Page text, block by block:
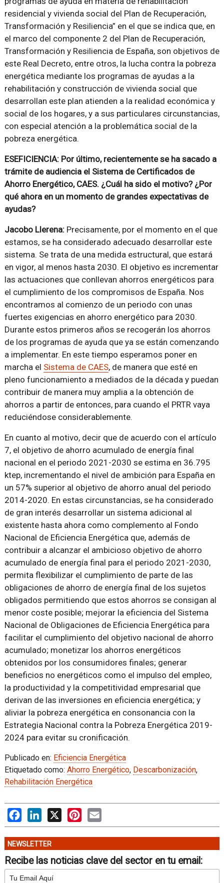
residencial y vivienda social del Plan de Recuperación,
Transformación y Resiliencia” en el que se indica que, en
el marco del componente 2 del Plan de Recuperación,
Transformación y Resiliencia de España, son objetivos de
este Real Decreto, entre otros, la lucha contra la pobreza
energética mediante los programas de ayudas a la
rehabilitación y construcción de vivienda social que
desarrollan este plan atienden a la realidad económica y
social de los hogares, y a sus particulares circunstancias,
con especial atención a la problemática social de la
pobreza energética.
ESEFICIENCIA: Por último, recientemente se ha sacado a
trámite de audiencia el Sistema de Certificados de
Ahorro Energético, CAES. ¿Cuál ha sido el motivo? ¿Por
qué ahora en un momento de grandes expectativas de
ayudas?
Jacobo Llerena:Precisamente, por el momento en el que
estamos, se ha considerado adecuado desarrollar este
sistema. Se trata de una medida estructural, que estará
en vigor, al menos hasta 2030. El objetivo es incrementar
las actuaciones que conllevan ahorros energéticos para
el cumplimiento de los compromisos de España. Nos
encontramos al comienzo de un periodo con unas
fuertes exigencias en ahorro energético para 2030.
Durante estos primeros años se recogerán los ahorros
de los programas de ayuda que ya se están comenzando
a implementar. En este tiempo esperamos poner en
marcha el Sistema de CAES, de manera que esté en
pleno funcionamiento a mediados de la década y puedan
contribuir de manera muy amplia a la obtención de
ahorros a partir de entonces, para cuando el PRTR vaya
reduciéndose considerablemente.
En cuanto al motivo, decir que de acuerdo con el artículo
7, el objetivo de ahorro acumulado de energía final
nacional en el periodo 2021-2030 se estima en 36.795
ktep, incrementando el nivel de ambición para España en
un 57% superior al objetivo de ahorro anual del periodo
2014-2020. En estas circunstancias, se ha considerado
de gran interés desarrollar un sistema adicional al
existente hasta ahora como complemento al Fondo
Nacional de Eficiencia Energética que, además de
contribuir a alcanzar el ambicioso objetivo de ahorro
acumulado de energía final para el periodo 2021-2030,
permita flexibilizar el cumplimiento de parte de las
obligaciones de ahorro de energía final de los sujetos
obligados permitiendo que estos ahorros se consigan al
menor coste posible; mejorar la eficiencia del Sistema
Nacional de Obligaciones de Eficiencia Energética para
facilitar el cumplimiento del objetivo nacional de ahorro
acumulado; monetizar los ahorros energéticos
obtenidos por los consumidores finales; generar
beneficios no energéticos como el impulso del empleo,
la productividad y la competitividad empresarial que
derivan de las inversiones en eficiencia energética; y
aliviar la pobreza energética en consonancia con la
Estrategia Nacional contra la Pobreza Energética 2019-
2024 para evitar su cronificación.
Publicado en: Eficiencia Energética
Etiquetado como: Ahorro Energético, Descarbonización,
Rehabilitación Energética
FacebookLinkedIn
X PinterestEmail
NEWSLETTER
Recibe las noticias clave del sector en tu email: